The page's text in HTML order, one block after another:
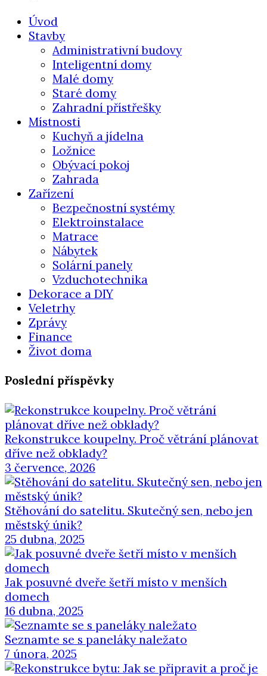
Úvod
Stavby
Administrativní budovy
Inteligentní domy
Malé domy
Staré domy
Zahradní přístřešky
Místnosti
Kuchyň a jídelna
Ložnice
Obývací pokoj
Zahrada
Zařízení
Bezpečnostní systémy
Elektroinstalace
Matrace
Nábytek
Solární panely
Vzduchotechnika
Dekorace a DIY
Veletrhy
Zprávy
Finance
Život doma
Poslední příspěvky
Rekonstrukce koupelny. Proč větrání plánovat
dříve než obklady?
3 července, 2026
Stěhování do satelitu. Skutečný sen, nebo jen
městský únik?
25 dubna, 2025
Jak posuvné dveře šetří místo v menších
domech
16 dubna, 2025
Seznamte se s paneláky naležato
7 února, 2025